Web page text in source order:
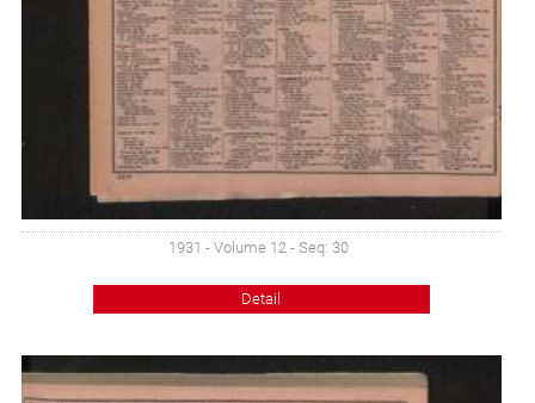
1931 - Volume 12 - Seq: 30
Detail